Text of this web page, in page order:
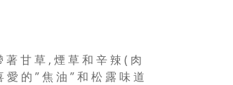
甘 草 , 煙 草 和 辛 辣 ( 肉
的 ” 焦 油 ” 和 松 露 味 道